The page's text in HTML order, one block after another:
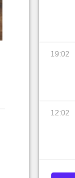
19:02
12:02